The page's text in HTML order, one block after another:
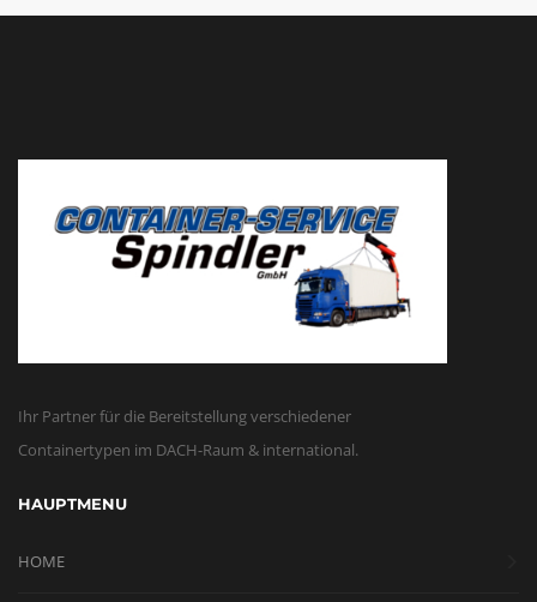
Ihr Partner für die Bereitstellung verschiedener
Containertypen im DACH-Raum & international.
HAUPTMENU
HOME